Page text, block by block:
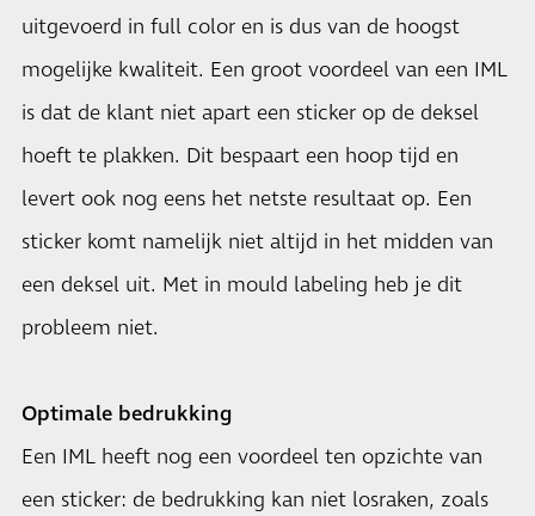
uitgevoerd in full color en is dus van de hoogst
mogelijke kwaliteit. Een groot voordeel van een IML
is dat de klant niet apart een sticker op de deksel
hoeft te plakken. Dit bespaart een hoop tijd en
levert ook nog eens het netste resultaat op. Een
sticker komt namelijk niet altijd in het midden van
een deksel uit. Met in mould labeling heb je dit
probleem niet.
Optimale bedrukking
Een IML heeft nog een voordeel ten opzichte van
een sticker: de bedrukking kan niet losraken, zoals